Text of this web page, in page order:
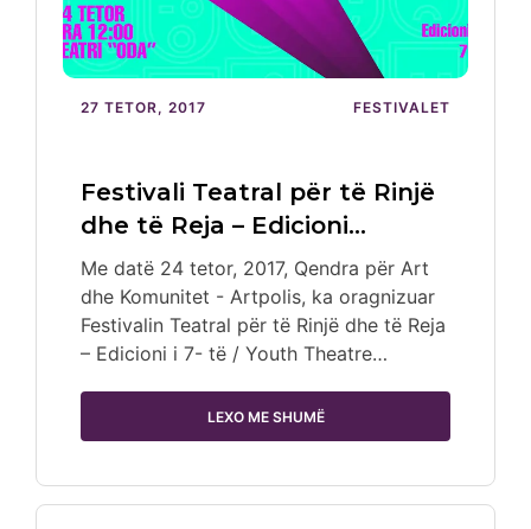
27 TETOR, 2017 FESTIVALET
Festivali Teatral për të Rinjë
dhe të Reja – Edicioni…
Me datë 24 tetor, 2017, Qendra për Art
dhe Komunitet - Artpolis, ka oragnizuar
Festivalin Teatral për të Rinjë dhe të Reja
– Edicioni i 7- të / Youth Theatre…
LEXO ME SHUMË